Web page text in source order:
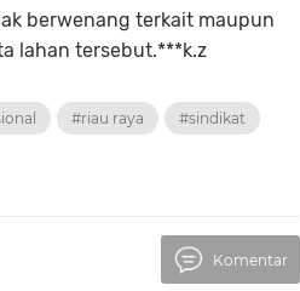
berwenang terkait maupun
lahan tersebut.***k.z
#riau raya #sindikat
Komentar